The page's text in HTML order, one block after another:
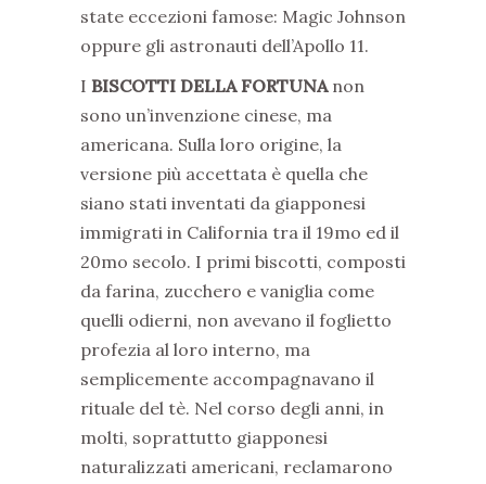
state eccezioni famose: Magic Johnson
oppure gli astronauti dell’Apollo 11.
I BISCOTTI DELLA FORTUNAnon
sono un’invenzione cinese, ma
americana. Sulla loro origine, la
versione più accettata è quella che
siano stati inventati da giapponesi
immigrati in California tra il 19mo ed il
20mo secolo. I primi biscotti, composti
da farina, zucchero e vaniglia come
quelli odierni, non avevano il foglietto
profezia al loro interno, ma
semplicemente accompagnavano il
rituale del tè. Nel corso degli anni, in
molti, soprattutto giapponesi
naturalizzati americani, reclamarono